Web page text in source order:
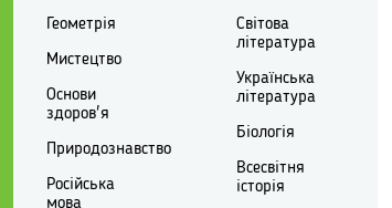
Геометрія
Мистецтво
Основи
здоров'я
Природознавство
Російська
мова
Світова
література
Українська
література
Біологія
Всесвітня
історія